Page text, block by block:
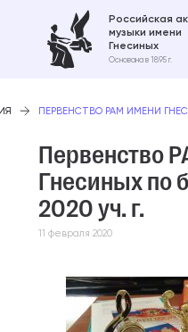
Российская
музыки имени
Гнесиных
Основана в 1895 г.
ПЕРВЕНСТВО РАМ ИМЕНИ
Первенство
Гнесиных по
2020 уч. г.
11 февраля 2020